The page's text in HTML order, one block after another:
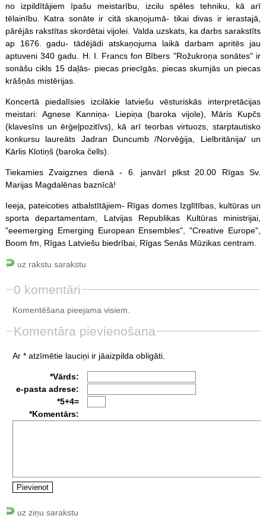
no izpildītājiem īpašu meistarību, izciluspēles tehniku, kā arī
tēlainību. Katra sonāte ir citā skaņojumā- tikai divas ir ierastajā,
pārējās rakstītas skordētai vijolei. Valda uzskats, ka darbs sarakstīts
ap 1676. gadu- tādējādi atskaņojuma laikā darbam apritēs jau
aptuveni 340 gadu. H. I. Francs fon Bībers "Rožukroņa sonātes" ir
sonāšu cikls 15 daļās- piecas priecīgās, piecas skumjās un piecas
krāšņās mistērijas.
Koncertā piedalīsies izcilākie latviešu vēsturiskās interpretācijas
meistari: Agnese Kanniņa- Liepiņa (baroka vijole), Māris Kupčs
(klavesīns un ērģeļpozitīvs), kā arī teorbas virtuozs, starptautisko
konkursu laureāts Jadran Duncumb /Norvēģija, Lielbritānija/ un
Kārlis Klotiņš (baroka čells).
Tiekamies Zvaigznes dienā - 6. janvārī plkst 20.00 Rīgas Sv.
Marijas Magdalēnas baznīcā!
Ieeja, pateicoties atbalstītājiem- Rīgas domes Izglītības, kultūras un
sporta departamentam, Latvijas Republikas Kultūras ministrijai,
"eeemerging Emerging European Ensembles", "Creative Europe",
Boom fm, Rīgas Latviešu biedrībai, Rīgas Senās Mūzikas centram.
uz rakstu sarakstu
0 komentāri
Komentēšana pieejama visiem.
Komentāra pievienošana
Ar * atzīmētie lauciņi ir jāaizpilda obligāti.
*Vārds:
e-pasta adrese:
*5+4=
*Komentārs:
uz ziņu sarakstu